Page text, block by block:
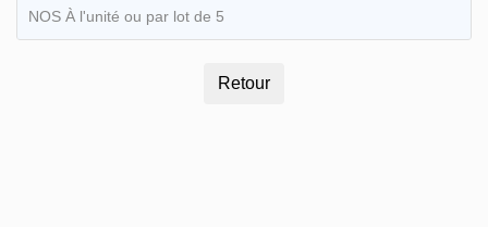
NOS À l'unité ou par lot de 5